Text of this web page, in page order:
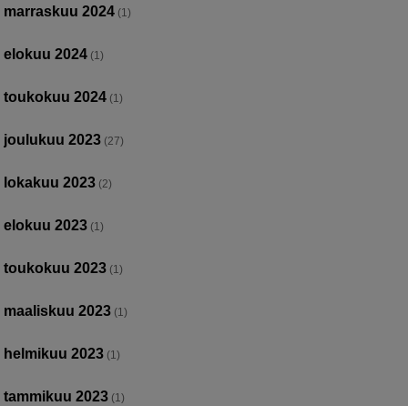
marraskuu 2024 (1)
elokuu 2024 (1)
toukokuu 2024 (1)
joulukuu 2023 (27)
lokakuu 2023 (2)
elokuu 2023 (1)
toukokuu 2023 (1)
maaliskuu 2023 (1)
helmikuu 2023 (1)
tammikuu 2023 (1)